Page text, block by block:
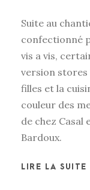
Suite au
confectionné
vis a vis,
version stores
filles et la
couleur des
de chez Casal
Bardoux.
LIRE LA SUITE